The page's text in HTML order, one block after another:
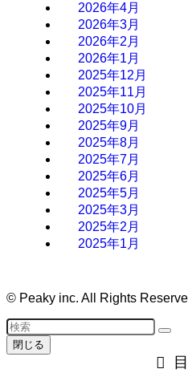
2026年4月
2026年3月
2026年2月
2026年1月
2025年12月
2025年11月
2025年10月
2025年9月
2025年8月
2025年7月
2025年6月
2025年5月
2025年3月
2025年2月
2025年1月
© Peaky inc. All Rights
閉じる